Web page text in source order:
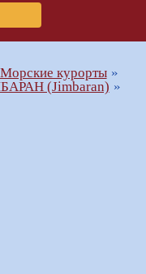
Морские курорты
(Jimbaran)